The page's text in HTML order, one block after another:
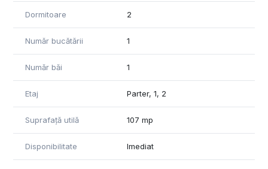
Locuința se poate mobila și în funcție de preferințele
chiriașului, oferind flexibilitate pentru amenajare.
aproape de centru
în apropiere de universitate
magazine și servicii în zonă
acces facil către transportul în comun
Dormitoare 2
Număr bucătării 1
Număr băi 1
Etaj Parter, 1, 2
Suprafață utilă 107 mp
Disponibilitate Imediat